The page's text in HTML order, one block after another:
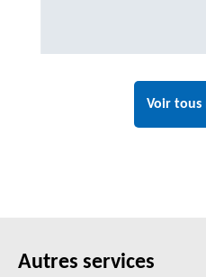
Voir tous
Autres services